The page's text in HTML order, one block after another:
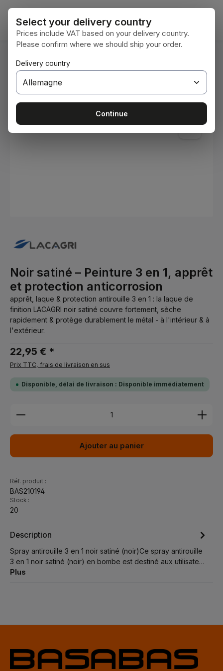
Passer au contenu principal
Vous êtes ici : Accueil
Peintures et vernis
Ignorer la galerie d'images
Noir satiné – Peinture 3 en 1, apprêt
et protection anticorrosion
apprêt, laque & protection antirouille 3 en 1 : la laque de
finition LACAGRI noir satiné couvre fortement, sèche
rapidement & protège durablement le métal - à l'intérieur & à
l'extérieur.
22,95 € *
Prix TTC, frais de livraison en sus
Disponible, délai de livraison : Disponible immédiatement
Quantité de produit : Entrez la quantité
Ajouter au panier
Réf. produit :
BAS210194
Stock :
20
Description
Spray antirouille 3 en 1 noir satiné (noir)Ce spray antirouille
3 en 1 noir satiné (noir) en bombe est destiné aux utilisate…
Plus
Select your delivery country
Prices include VAT based on your delivery country.
Please confirm where we should ship your order.
Delivery country
Continue